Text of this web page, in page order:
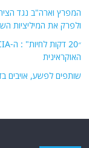
המפרץ וארה"ב נגד
ולפרק את המיליציות
האוקראינית
שותפים לפשע, אויבים